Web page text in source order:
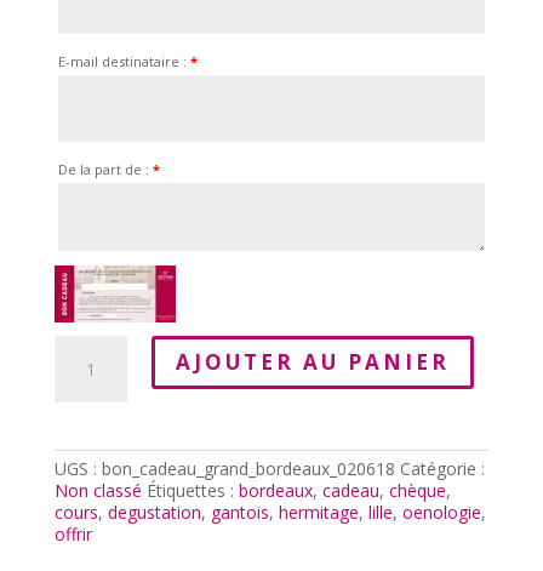
E-mail destinataire : *
De la part de : *
-
Grands
Rouges
de
Bordeaux
AJOUTER AU PANIER
UGS : bon_cadeau_grand_bordeaux_020618 Catégorie :
Non classé Étiquettes : bordeaux, cadeau, chèque,
cours, degustation, gantois, hermitage, lille, oenologie,
offrir